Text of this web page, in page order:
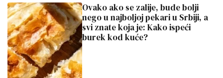
Ovako ako se zalije, bude bolji
nego u najboljoj pekari u Srbiji, a
svi znate koja je: Kako ispeći
burek kod kuće?